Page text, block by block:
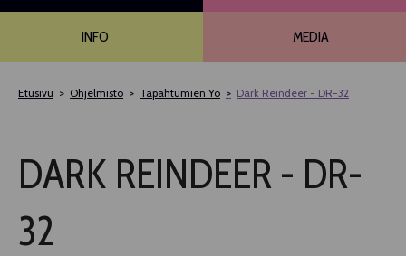
INFO MEDIA
Etusivu Ohjelmisto Tapahtumien Yö Dark Reindeer - DR-32
DARK REINDEER - DR-
32